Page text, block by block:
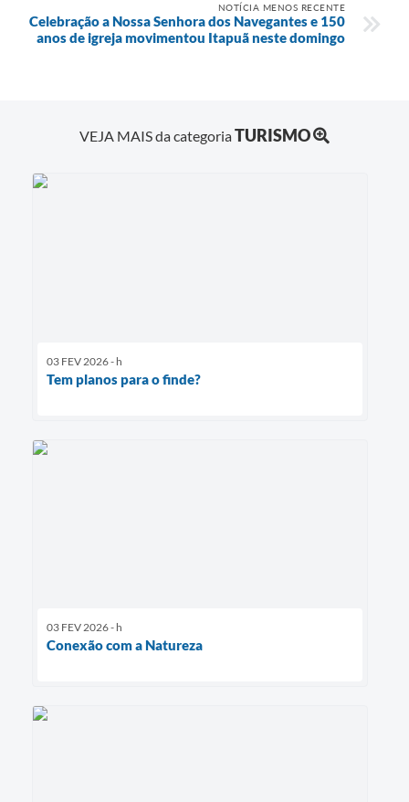
NOTÍCIA MENOS RECENTE
Celebração a Nossa Senhora dos Navegantes e 150
anos de igreja movimentou Itapuã neste domingo
VEJA MAIS da categoriaTURISMO
03 FEV 2026 - h
Tem planos para o finde?
03 FEV 2026 - h
Conexão com a Natureza